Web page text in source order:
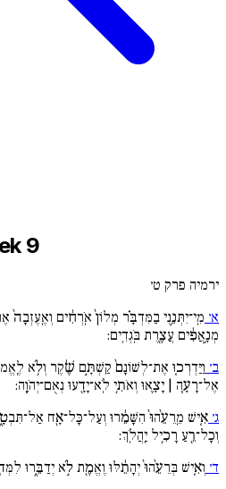
9
ירמיה פרק ט׳
א׳ מִֽי־יִתְּנֵ֣נִי בַמִּדְבָּ֗ר מְלוֹן֙ אֹֽרְחִ֔ים
מְנָ֣אֲפִ֔ים עֲצֶ֖רֶת בֹּֽגְדִֽים:
ב׳ וַיַּדְרְכ֚וּ אֶת־לְשׁוֹנָם֙ קַשְׁתָּ֣ם שֶׁ֔קֶר וְלֹ֥א
אֶל־רָעָ֧ה | יָצָ֛אוּ וְאֹתִ֥י לֹֽא־יָדָ֖עוּ נְאֻם־יְהֹוָֽה:
ג׳ אִ֚ישׁ מֵֽרֵעֵ֙הוּ֙ הִשָּׁמֵ֔רוּ וְעַל־כָּל־אָ֖ח
וְכָל־רֵ֖עַ רָכִ֥יל יַֽהֲלֹֽךְ:
ד׳ וְאִ֚ישׁ בְּרֵעֵ֙הוּ֙ יְהָתֵ֔לּוּ וֶאֱמֶ֖ת לֹ֣א יְדַבֵּ֑רוּ